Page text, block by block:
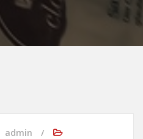
admin